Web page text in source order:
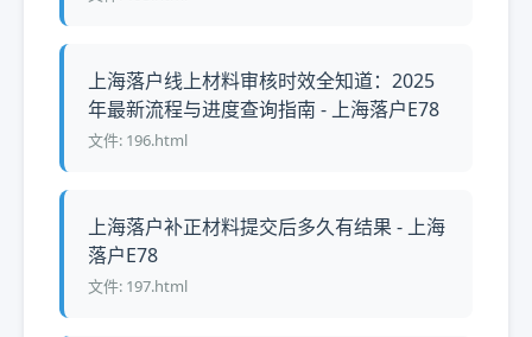
上海落户线上材料审核时效全知道：2025
年最新流程与进度查询指南 - 上海落户E78
文件: 196.html
上海落户补正材料提交后多久有结果 - 上海
落户E78
文件: 197.html